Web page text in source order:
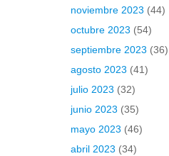
noviembre 2023 (44)
octubre 2023 (54)
septiembre 2023 (36)
agosto 2023 (41)
julio 2023 (32)
junio 2023 (35)
mayo 2023 (46)
abril 2023 (34)